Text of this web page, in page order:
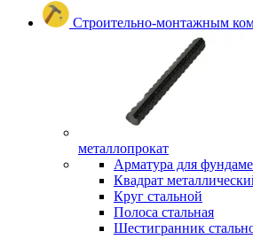
Строительно-монтажным
металлопрокат
Арматура для
Квадрат
Круг стальной
Полоса стальная
Шестигранник